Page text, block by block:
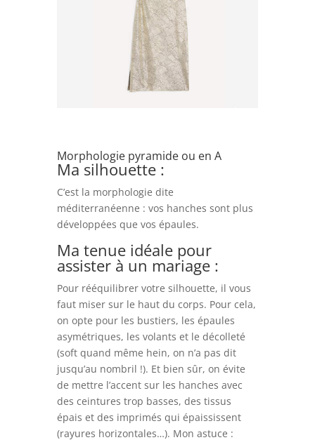
Morphologie pyramide ou en A
Ma silhouette :
C’est la morphologie dite
méditerranéenne : vos hanches sont plus
développées que vos épaules.
Ma tenue idéale pour
assister à un mariage :
Pour rééquilibrer votre silhouette, il vous
faut miser sur le haut du corps. Pour cela,
on opte pour les bustiers, les épaules
asymétriques, les volants et le décolleté
(soft quand même hein, on n’a pas dit
jusqu’au nombril !). Et bien sûr, on évite
de mettre l’accent sur les hanches avec
des ceintures trop basses, des tissus
épais et des imprimés qui épaississent
(rayures horizontales…). Mon astuce :